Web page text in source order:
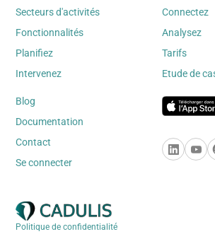
Secteurs d'activités
Fonctionnalités
Planifiez
Intervenez
Connectez
Analysez
Tarifs
Etude de
Blog
Documentation
Contact
Se connecter
Politique de confidentialité